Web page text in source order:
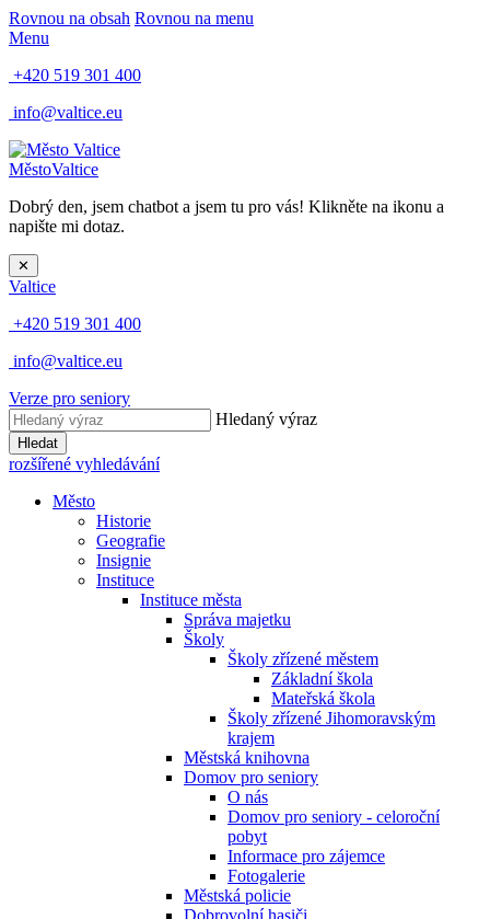
Rovnou na obsah Rovnou na menu
Menu
+420 519 301 400
info@valtice.eu
MěstoValtice
Dobrý den, jsem chatbot a jsem tu pro vás! Klikněte na ikonu a
napište mi dotaz.
✕
Valtice
+420 519 301 400
info@valtice.eu
Verze pro seniory
Hledaný výraz
Hledat
rozšířené vyhledávání
Město
Historie
Geografie
Insignie
Instituce
Instituce města
Správa majetku
Školy
Školy zřízené městem
Základní škola
Mateřská škola
Školy zřízené Jihomoravským
krajem
Městská knihovna
Domov pro seniory
O nás
Domov pro seniory - celoroční
pobyt
Informace pro zájemce
Fotogalerie
Městská policie
Dobrovolní hasiči